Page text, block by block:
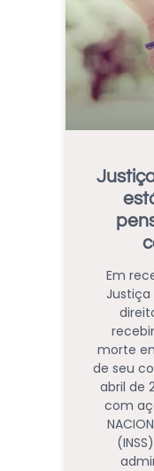
Em
Justiça
morte
de seu
abril de
com